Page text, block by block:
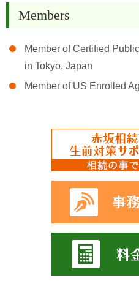
Members
Member of Certified
in Tokyo, Japan
Member of US Enrolled